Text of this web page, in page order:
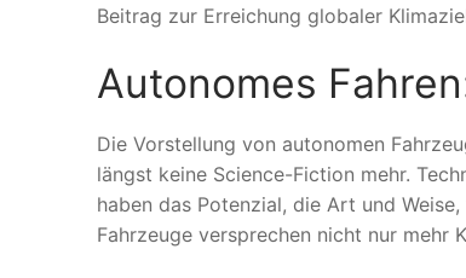
Beitrag zur Erreichung globaler
Autonomes
Die Vorstellung von autonomen
längst keine Science-Fiction mehr.
haben das Potenzial, die Art und
Fahrzeuge versprechen nicht nur mehr